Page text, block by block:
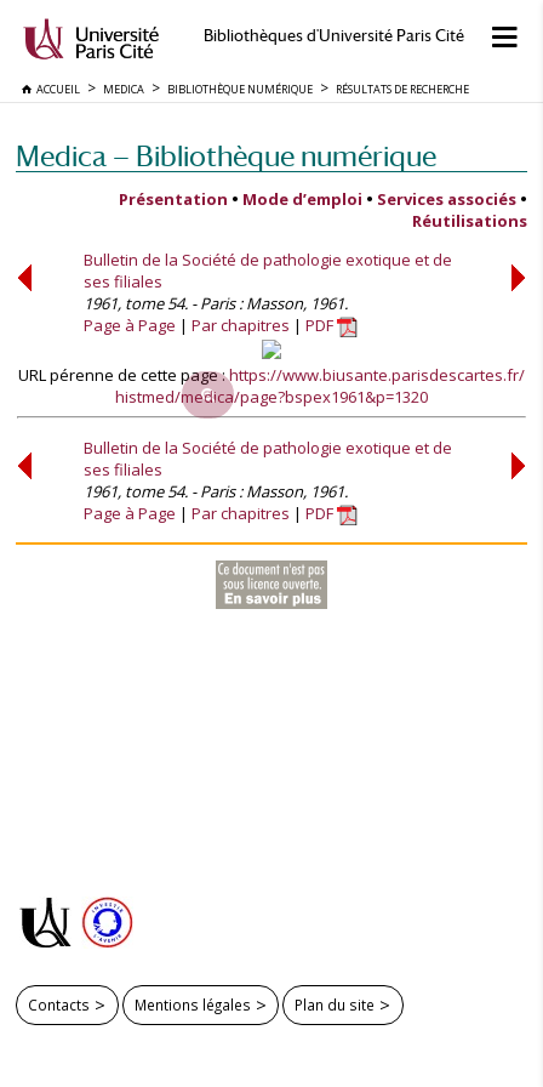
Bibliothèques d'Université Paris Cité
ACCUEIL MEDICA BIBLIOTHÈQUE NUMÉRIQUE RÉSULTATS DE RECHERCHE
Medica — Bibliothèque numérique
Présentation • Mode d’emploi • Services associés •
Réutilisations
Bulletin de la Société de pathologie exotique et de
ses filiales
1961, tome 54. - Paris : Masson, 1961.
Page à Page
Par chapitres PDF
URL pérenne de cette page :https://www.biusante.parisdescartes.fr/
histmed/medica/page?bspex1961&p=1320
Bulletin de la Société de pathologie exotique et de
ses filiales
1961, tome 54. - Paris : Masson, 1961.
Page à Page
Par chapitres PDF
Contacts Mentions légales Plan du site